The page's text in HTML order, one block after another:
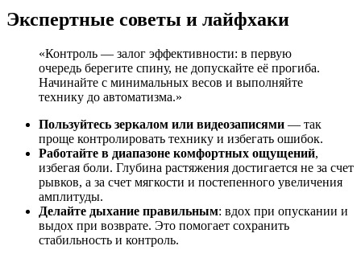
Экспертные советы и лайфхаки
«Контроль — залог эффективности: в первую
очередь берегите спину, не допускайте её прогиба.
Начинайте с минимальных весов и выполняйте
технику до автоматизма.»
Пользуйтесь зеркалом или видеозаписями — так
проще контролировать технику и избегать ошибок.
Работайте в диапазоне комфортных ощущений,
избегая боли. Глубина растяжения достигается не за счет
рывков, а за счет мягкости и постепенного увеличения
амплитуды.
Делайте дыхание правильным: вдох при опускании и
выдох при возврате. Это помогает сохранить
стабильность и контроль.